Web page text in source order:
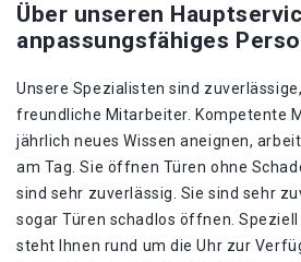
Über unseren
anpassungsfähiges
Unsere Spezialisten sind
freundliche Mitarbeiter. Kompetente
jährlich neues Wissen aneignen,
am Tag. Sie öffnen Türen ohne
sind sehr zuverlässig. Sie sind sehr
sogar Türen schadlos öffnen. Speziell
steht Ihnen rund um die Uhr zur